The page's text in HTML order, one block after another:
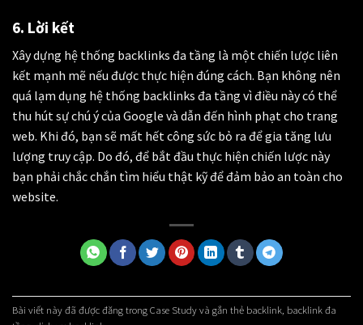
6. Lời kết
Xây dựng hệ thống backlinks đa tầng là một chiến lược liên
kết mạnh mẽ nếu được thực hiện đúng cách. Bạn không nên
quá lạm dụng hệ thống backlinks đa tầng vì điều này có thể
thu hút sự chú ý của Google và dẫn đến hình phạt cho trang
web. Khi đó, bạn sẽ mất hết công sức bỏ ra để gia tăng lưu
lượng truy cập. Do đó, để bắt đầu thực hiện chiến lược này
bạn phải chắc chắn tìm hiểu thật kỹ để đảm bảo an toàn cho
website.
Bài viết này đã được đăng trongCase Studyvà gắn thẻ backlink backlink đa